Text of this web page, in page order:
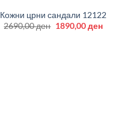
Кожни црни сандали 12122
2690,00ден Original
1890,00ден